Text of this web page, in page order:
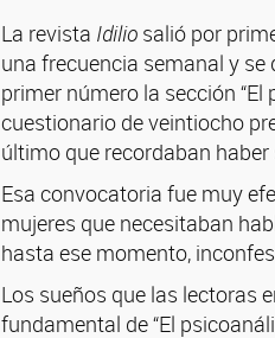
La revista Idilio salió por
una frecuencia semanal y se
primer número la sección
cuestionario de veintiocho
último que recordaban
Esa convocatoria fue muy
mujeres que necesitaban
hasta ese momento,
Los sueños que las lectoras
fundamental de “El